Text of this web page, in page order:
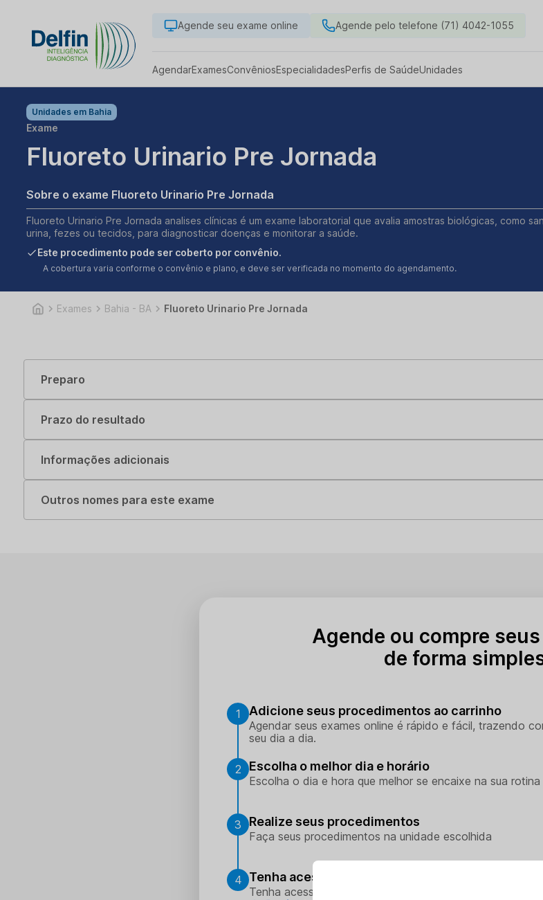
Agende seu exame online Agende pelo telefone (71) 4042-1055
AgendarExamesConvêniosEspecialidadesPerfis de SaúdeUnidades
Unidades em Bahia
Exame
Fluoreto Urinario Pre Jornada
Sobre o exame Fluoreto Urinario Pre Jornada
Fluoreto Urinario Pre Jornada analises clínicas é um exame laboratorial que avalia amostras biológicas, como
urina, fezes ou tecidos, para diagnosticar doenças e monitorar a saúde.
Este procedimento pode ser coberto por convênio.
A cobertura varia conforme o convênio e plano, e deve ser verificada no momento do agendamento.
Exames Bahia - BA Fluoreto Urinario Pre Jornada
Preparo
Prazo do resultado
Informações adicionais
Outros nomes para este exame
Agende ou compre
de forma
1 Adicione seus procedimentos ao carrinho
Agendar seus exames online é rápido e fácil, trazendo
seu dia a dia.
2 Escolha o melhor dia e horário
Escolha o dia e hora que melhor se encaixe na sua rotina
3 Realize seus procedimentos
Faça seus procedimentos na unidade escolhida
4 Tenha acesso aos seus resultados sem sair de
Tenha acesso aos resultados dos seus exames onde e